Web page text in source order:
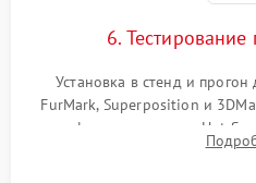
6.
Установка в стенд и прогон
FurMark, Superposition и
графического чипа и Hot
артефактов изображения,